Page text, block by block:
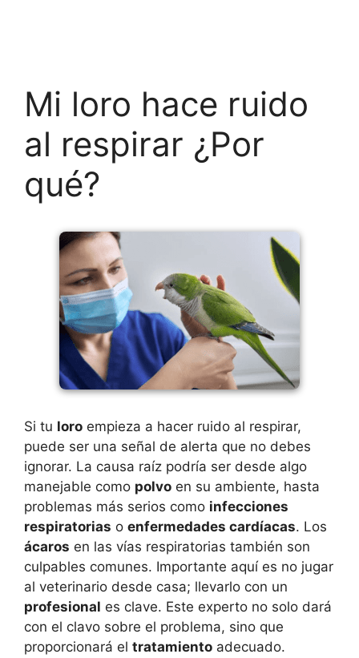
Mi loro hace ruido
al respirar ¿Por
qué?
Si tu loro empieza a hacer ruido al respirar,
puede ser una señal de alerta que no debes
ignorar. La causa raíz podría ser desde algo
manejable como polvo en su ambiente, hasta
problemas más serios como infecciones
respiratorias o enfermedades cardíacas. Los
ácaros en las vías respiratorias también son
culpables comunes. Importante aquí es no jugar
al veterinario desde casa; llevarlo con un
profesional es clave. Este experto no solo dará
con el clavo sobre el problema, sino que
proporcionará el tratamiento adecuado.